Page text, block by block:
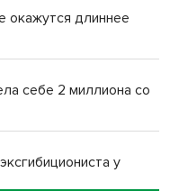
окажутся длиннее
себе 2 миллиона со
у